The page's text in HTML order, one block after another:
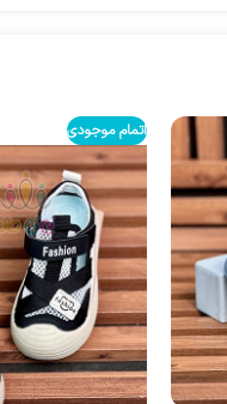
اتمام موجودی